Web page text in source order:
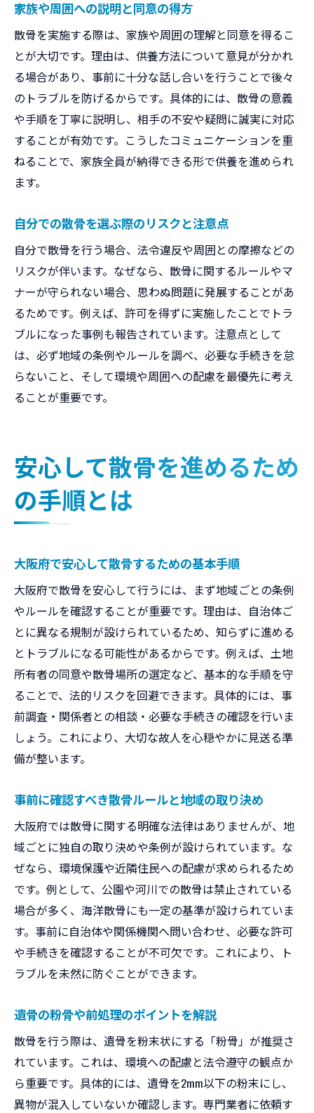
家族や周囲への説明と同意の得方
散骨を実施する際は、家族や周囲の理解と同意を得るこ
とが大切です。理由は、供養方法について意見が分かれ
る場合があり、事前に十分な話し合いを行うことで後々
のトラブルを防げるからです。具体的には、散骨の意義
や手順を丁寧に説明し、相手の不安や疑問に誠実に対応
することが有効です。こうしたコミュニケーションを重
ねることで、家族全員が納得できる形で供養を進められ
ます。
自分での散骨を選ぶ際のリスクと注意点
自分で散骨を行う場合、法令違反や周囲との摩擦などの
リスクが伴います。なぜなら、散骨に関するルールやマ
ナーが守られない場合、思わぬ問題に発展することがあ
るためです。例えば、許可を得ずに実施したことでトラ
ブルになった事例も報告されています。注意点として
は、必ず地域の条例やルールを調べ、必要な手続きを怠
らないこと、そして環境や周囲への配慮を最優先に考え
ることが重要です。
安心して散骨を進めるため
の手順とは
大阪府で安心して散骨するための基本手順
大阪府で散骨を安心して行うには、まず地域ごとの条例
やルールを確認することが重要です。理由は、自治体ご
とに異なる規制が設けられているため、知らずに進める
とトラブルになる可能性があるからです。例えば、土地
所有者の同意や散骨場所の選定など、基本的な手順を守
ることで、法的リスクを回避できます。具体的には、事
前調査・関係者との相談・必要な手続きの確認を行いま
しょう。これにより、大切な故人を心穏やかに見送る準
備が整います。
事前に確認すべき散骨ルールと地域の取り決め
大阪府では散骨に関する明確な法律はありませんが、地
域ごとに独自の取り決めや条例が設けられています。な
ぜなら、環境保護や近隣住民への配慮が求められるため
です。例として、公園や河川での散骨は禁止されている
場合が多く、海洋散骨にも一定の基準が設けられていま
す。事前に自治体や関係機関へ問い合わせ、必要な許可
や手続きを確認することが不可欠です。これにより、ト
ラブルを未然に防ぐことができます。
遺骨の粉骨や前処理のポイントを解説
散骨を行う際は、遺骨を粉末状にする「粉骨」が推奨さ
れています。これは、環境への配慮と法令遵守の観点か
ら重要です。具体的には、遺骨を2mm以下の粉末にし、
異物が混入していないか確認します。専門業者に依頼す